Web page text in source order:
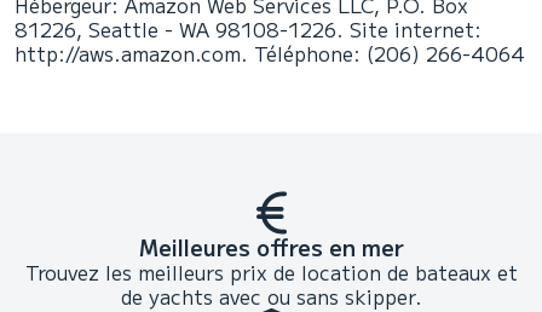
81226, Seattle - WA 98108-1226. Site internet:
http://aws.amazon.com. Téléphone: (206) 266-4064
Meilleures offres en mer
Trouvez les meilleurs prix de location de bateaux et
de yachts avec ou sans skipper.